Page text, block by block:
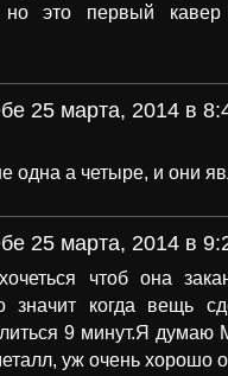
но это первый
25 марта, 2014 в
одна а четыре, и они
25 марта, 2014 в
чтоб она
значит когда вещь
9 минут.Я думаю
уж очень хорошо